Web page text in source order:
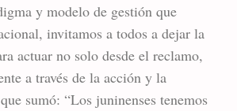
y modelo de gestión que
invitamos a todos a dejar la
actuar no solo desde el reclamo,
a través de la acción y la
sumó: “Los juninenses tenemos